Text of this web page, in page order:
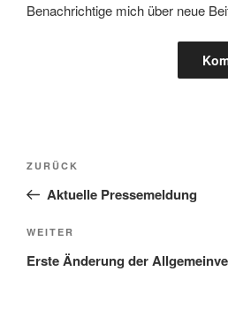
Benachrichtige mich über neue
Beitragsnavigation
Vorheriger
Beitrag
ZURÜCK
Aktuelle Pressemeldung
Nächster
Beitrag
WEITER
Erste Änderung der